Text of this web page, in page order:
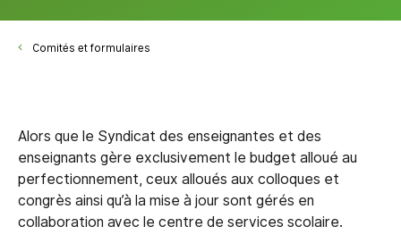
Comités et formulaires
Alors que le Syndicat des enseignantes et des
enseignants gère exclusivement le budget alloué au
perfectionnement, ceux alloués aux colloques et
congrès ainsi qu’à la mise à jour sont gérés en
collaboration avec le centre de services scolaire.